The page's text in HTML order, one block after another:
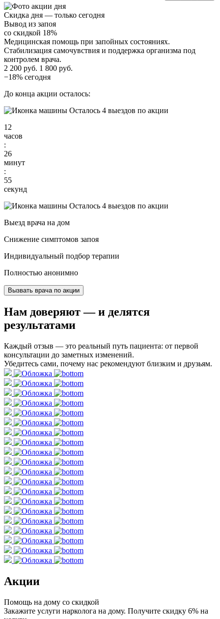
Скидка дня — только сегодня
Вывод из запоя
со скидкой 18%
Медицинская помощь при запойных состояниях.
Стабилизация самочувствия и поддержка организма под
контролем врача.
2 200 руб. 1 800 руб.
−18% сегодня
До конца акции осталось:
Осталось 4 выездов по акции
12
часов
:
26
минут
:
54
секунд
Осталось 4 выездов по акции
Выезд врача на дом
Снижение симптомов запоя
Индивидуальный подбор терапии
Полностью анонимно
Вызвать врача по акции
Нам доверяют— и делятся
результатами
Каждый отзыв — это реальный путь пациента: от первой
консультации до заметных изменений.
Убедитесь сами, почему нас рекомендуют близким и друзьям.
Акции
Помощь на дому со скидкой
Закажите услуги нарколога на дому. Получите скидку 6% на